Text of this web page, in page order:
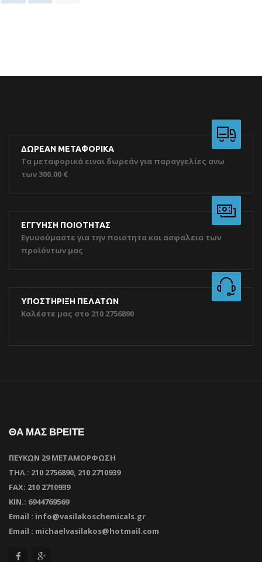
ΔΩΡΕΑΝ ΜΕΤΑΦΟΡΙΚΑ
Τα μεταφορικά ειναι δωρεάν για παραγγελίες ανω
των 300.00 €
ΕΓΓΥΗΣΗ ΠΟΙΟΤΗΤΑΣ
Εγυυούμαστε για την ποιοτητα και ασφαλεια των
προϊόντων μας
ΥΠΟΣΤΗΡΙΞΗ ΠΕΛΑΤΩΝ
Καλέστε μας στο 210 2756890
ΘΑ ΜΑΣ ΒΡΕΙΤΕ
ΠΕΥΚΩΝ 29 ΜΕΤΑΜΟΡΦΩΣΗ
ΤΗΛ.: 210 2756890, 210 2710939
FAX: 210 2710939
ΚΙΝ.: 6944769569
Email : info@vasilakoschemicals.gr
Email : michaelvasilakos@hotmail.com